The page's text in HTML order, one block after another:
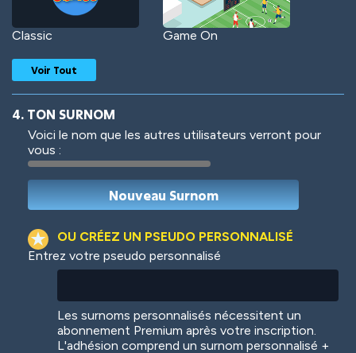
Classic Game On
Woof
Colorful
Voir Tout
4. TON SURNOM
Voici le nom que les autres utilisateurs verront pour
vous :
OU CRÉEZ UN PSEUDO PERSONNALISÉ
Entrez votre pseudo personnalisé
Les surnoms personnalisés nécessitent un
abonnement Premium après votre inscription.
L'adhésion comprend un surnom personnalisé +